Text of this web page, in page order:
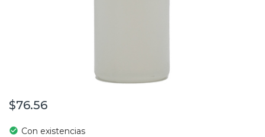
$76.56
check_circle Con existencias